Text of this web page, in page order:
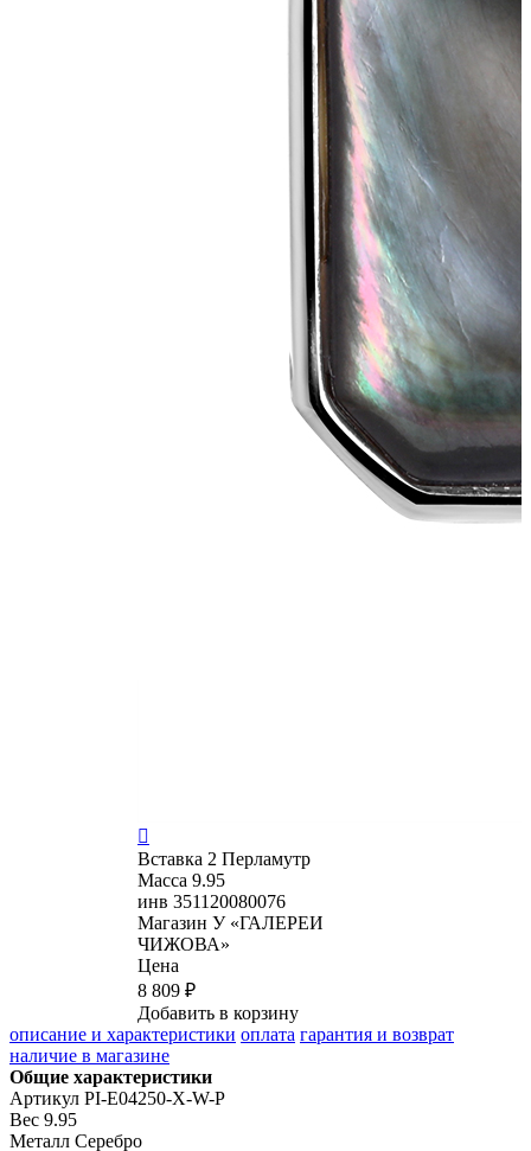

Вставка 2 Перламутр
Масса 9.95
инв 351120080076
Магазин У «ГАЛЕРЕИ
ЧИЖОВА»
Цена
8 809 ₽
Добавить в корзину
описание и характеристики оплата гарантия и возврат
наличие в магазине
Общие характеристики
Артикул PI-E04250-X-W-P
Вес 9.95
Металл Серебро